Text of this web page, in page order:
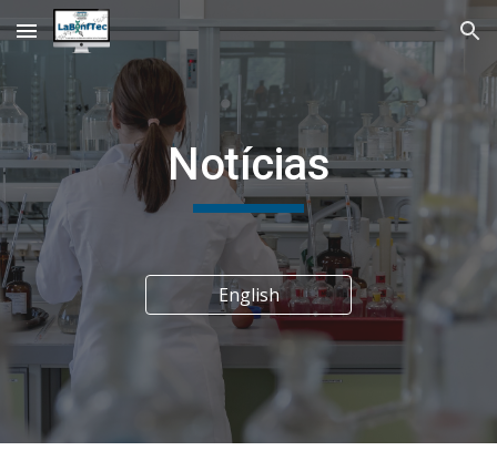
Skip to main content Skip to navigation
Notícias
English